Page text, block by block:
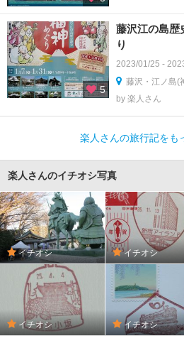
5
藤沢江の島
り
2023/01/25 -
藤沢・江ノ島(
by 楽人さん
楽人さんの旅行記をも
楽人さんのイチオシ写真
イチオシ イチオシ
イチオシ イチオシ